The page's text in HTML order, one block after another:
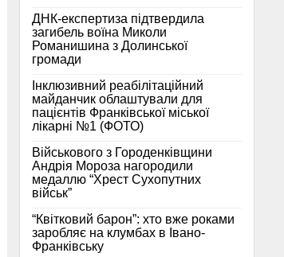
ДНК-експертиза підтвердила
загибель воїна Миколи
Романишина з Долинської
громади
Інклюзивний реабілітаційний
майданчик облаштували для
пацієнтів Франківської міської
лікарні №1 (ФОТО)
Військового з Городенківщини
Андрія Мороза нагородили
медаллю “Хрест Сухопутних
військ”
“Квітковий барон”: хто вже роками
заробляє на клумбах в Івано-
Франківську